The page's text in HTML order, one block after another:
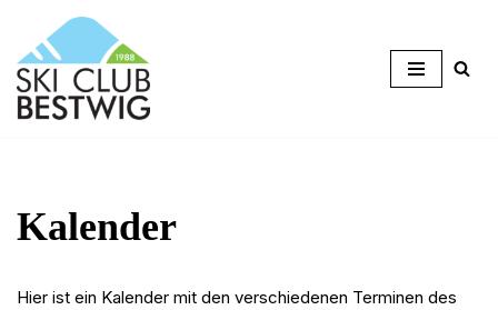
Zum
Inhalt
springen
Kalender
Hier ist ein Kalender mit den verschiedenen Terminen des